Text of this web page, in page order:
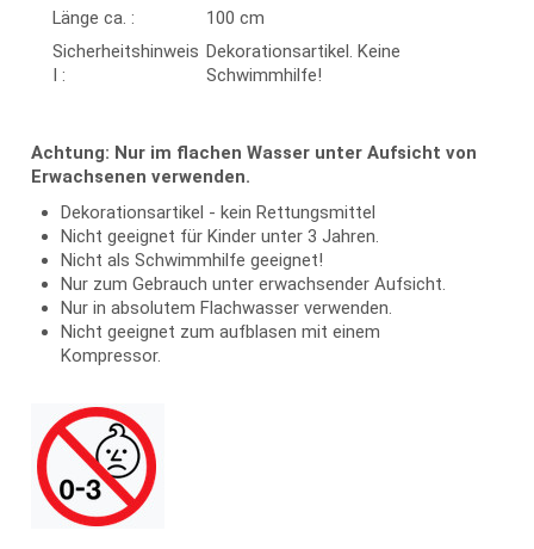
Länge ca. :
100 cm
Sicherheitshinweis
I :
Dekorationsartikel. Keine
Schwimmhilfe!
Achtung: Nur im flachen Wasser unter Aufsicht von
Erwachsenen verwenden.
Dekorationsartikel - kein Rettungsmittel
Nicht geeignet für Kinder unter 3 Jahren.
Nicht als Schwimmhilfe geeignet!
Nur zum Gebrauch unter erwachsender Aufsicht.
Nur in absolutem Flachwasser verwenden.
Nicht geeignet zum aufblasen mit einem
Kompressor.